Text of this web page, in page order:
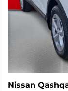
Nissan